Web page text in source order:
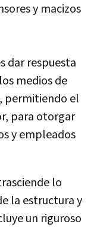
y macizos
dar respuesta
medios de
permitiendo el
para otorgar
y empleados
lo
la estructura y
un riguroso